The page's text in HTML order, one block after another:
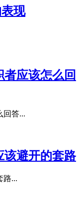
现
应该怎么回
回答...
该避开的套路
路...